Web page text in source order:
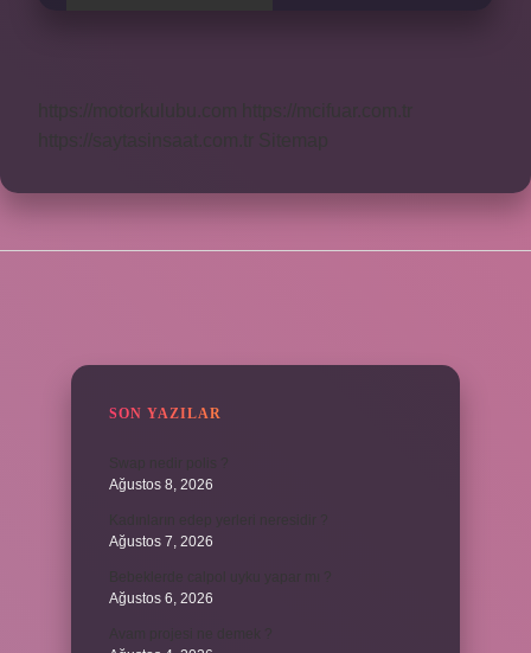
SON YAZILAR
Ağustos 8, 2026
Ağustos 7, 2026
Ağustos 6, 2026